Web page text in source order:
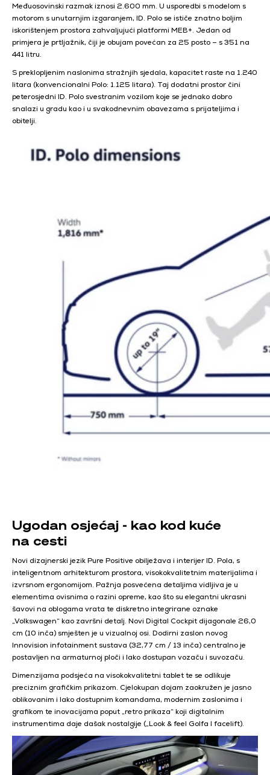
Međuosovinski razmak iznosi 2.600 mm. U usporedbi s modelom s
motorom s unutarnjim izgaranjem, ID. Polo se ističe znatno boljim
iskorištenjem prostora zahvaljujući platformi MEB+. Jedan od
primjera je prtljažnik, čiji je obujam povećan za 25 posto – s 351 na
441 litru.
S preklopljenim naslonima stražnjih sjedala, kapacitet raste na 1.240
litara (konvencionalni Polo: 1.125 litara). Taj dodatni prostor čini
peterosjedni ID. Polo svestranim vozilom koje se jednako dobro
snalazi u gradu kao i u svakodnevnim obavezama s prijateljima i
obitelji.
Ugodan osjećaj - kao kod kuće
na cesti
Novi dizajnerski jezik Pure Positive obilježava i interijer ID. Pola, s
inteligentnom arhitekturom prostora, visokokvalitetnim materijalima i
izvrsnom ergonomijom. Pažnja posvećena detaljima vidljiva je u
elementima ovisnima o razini opreme, kao što su elegantni ukrasni
šavovi na oblogama vrata te diskretno integrirane oznake
„Volkswagen“ kao završni detalj. Novi Digital Cockpit dijagonale 26,0
cm (10 inča) smješten je u vizualnoj osi. Dodirni zaslon novog
Innovision infotainment sustava (32,77 cm / 13 inča) centralno je
postavljen na armaturnoj ploči i lako dostupan vozaču i suvozaču.
Dimenzijama podsjeća na visokokvalitetni tablet te se odlikuje
preciznim grafičkim prikazom. Cjelokupan dojam zaokružen je jasno
oblikovanim i lako dostupnim komandama, modernim zaslonima i
grafikom te inovacijama poput „retro prikaza“ koji digitalnim
instrumentima daje dašak nostalgije („Look & feel Golfa I facelift).